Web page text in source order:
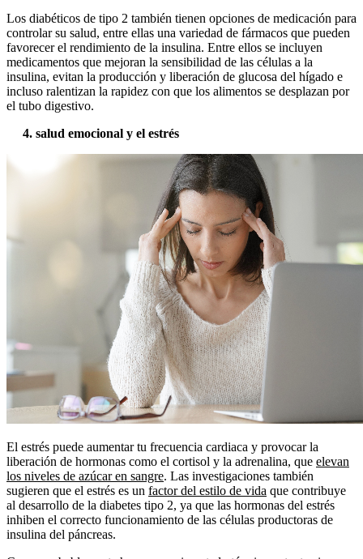
Los diabéticos de tipo 2 también tienen opciones de medicación para
controlar su salud, entre ellas una variedad de fármacos que pueden
favorecer el rendimiento de la insulina. Entre ellos se incluyen
medicamentos que mejoran la sensibilidad de las células a la
insulina, evitan la producción y liberación de glucosa del hígado e
incluso ralentizan la rapidez con que los alimentos se desplazan por
el tubo digestivo.
4. salud emocional y el estrés
El estrés puede aumentar tu frecuencia cardiaca y provocar la
liberación de hormonas como el cortisol y la adrenalina, que elevan
los niveles de azúcar en sangre. Las investigaciones también
sugieren que el estrés es un factor del estilo de vida que contribuye
al desarrollo de la diabetes tipo 2, ya que las hormonas del estrés
inhiben el correcto funcionamiento de las células productoras de
insulina del páncreas.